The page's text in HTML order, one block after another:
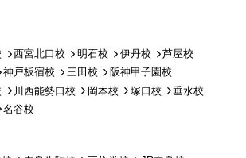
西宮北口校 明石校 伊丹校
芦屋校
神戸板宿校 三田校
阪神甲子園校
川西能勢口校 岡本校 塚口校
垂水校
名谷校